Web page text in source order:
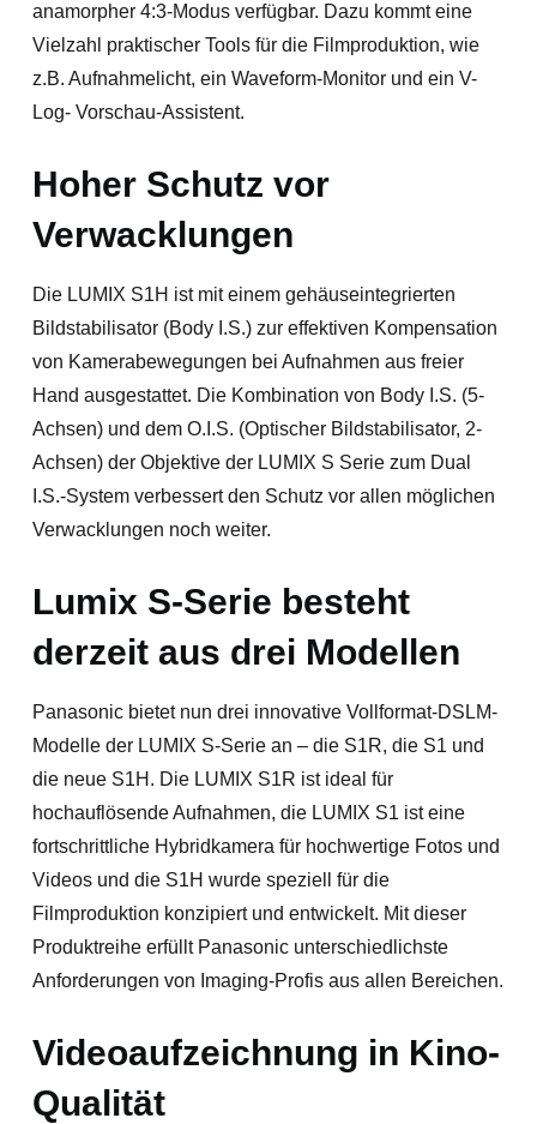
anamorpher 4:3-Modus verfügbar. Dazu kommt eine
Vielzahl praktischer Tools für die Filmproduktion, wie
z.B. Aufnahmelicht, ein Waveform-Monitor und ein V-
Log- Vorschau-Assistent.
Hoher Schutz vor
Verwacklungen
Die LUMIX S1H ist mit einem gehäuseintegrierten
Bildstabilisator (Body I.S.) zur effektiven Kompensation
von Kamerabewegungen bei Aufnahmen aus freier
Hand ausgestattet. Die Kombination von Body I.S. (5-
Achsen) und dem O.I.S. (Optischer Bildstabilisator, 2-
Achsen) der Objektive der LUMIX S Serie zum Dual
I.S.-System verbessert den Schutz vor allen möglichen
Verwacklungen noch weiter.
Lumix S-Serie besteht
derzeit aus drei Modellen
Panasonic bietet nun drei innovative Vollformat-DSLM-
Modelle der LUMIX S-Serie an – die S1R, die S1 und
die neue S1H. Die LUMIX S1R ist ideal für
hochauflösende Aufnahmen, die LUMIX S1 ist eine
fortschrittliche Hybridkamera für hochwertige Fotos und
Videos und die S1H wurde speziell für die
Filmproduktion konzipiert und entwickelt. Mit dieser
Produktreihe erfüllt Panasonic unterschiedlichste
Anforderungen von Imaging-Profis aus allen Bereichen.
Videoaufzeichnung in Kino-
Qualität